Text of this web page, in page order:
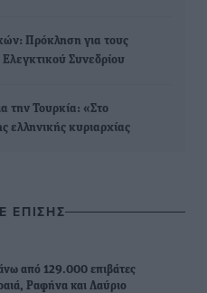
Πρόκληση για τους
Συνεδρίου
την Τουρκία: «Στο
ελληνικής κυριαρχίας
ΕΠΙΣΗΣ
από 129.000 επιβάτες
Ραφήνα και Λαύριο